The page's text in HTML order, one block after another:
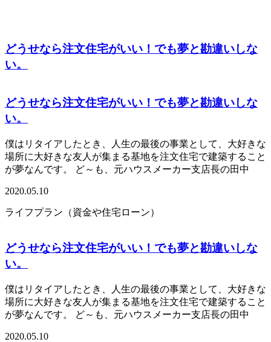
どうせなら注文住宅がいい！でも夢と勘違いしな
い。
どうせなら注文住宅がいい！でも夢と勘違いしな
い。
僕はリタイアしたとき、人生の最後の事業として、大好きな
場所に大好きな友人が集まる基地を注文住宅で建築すること
が夢なんです。 ど～も、元ハウスメーカー支店長の田中
2020.05.10
ライフプラン（資金や住宅ローン）
どうせなら注文住宅がいい！でも夢と勘違いしな
い。
僕はリタイアしたとき、人生の最後の事業として、大好きな
場所に大好きな友人が集まる基地を注文住宅で建築すること
が夢なんです。 ど～も、元ハウスメーカー支店長の田中
2020.05.10